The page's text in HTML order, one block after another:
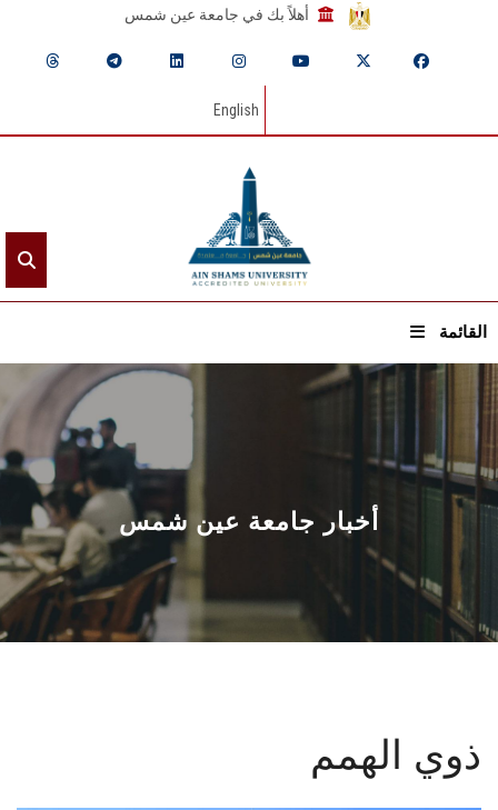
أهلاً بك في جامعة عين شمس
English
القائمة
الرئيسيـة
عن الجامعة
القطاعـات
الشئون الأكاديمية
البحث العلمي
أخبار جامعة عين شمس
ذوي الهمم